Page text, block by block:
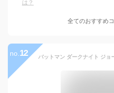
は？
全てのおすすめ
no. 12